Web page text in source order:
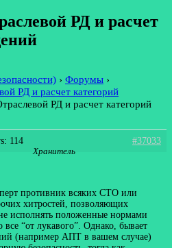
РД и расчет
› Форумы ›
РД и расчет категорий
РД и расчет категорий
114
#37033
Хранитель
противник всяких СТО или
хитростей, позволяющих
исполнять положенные нормами
“от лукавого”. Однако, бывает
(например АПТ в вашем случае)